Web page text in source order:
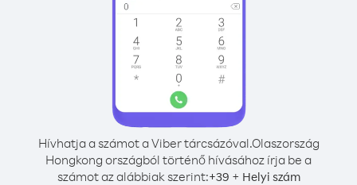
Hívhatja a számot a Viber tárcsázóval.Olaszország
Hongkong országból történő hívásához írja be a
számot az alábbiak szerint:+39 + Helyi szám